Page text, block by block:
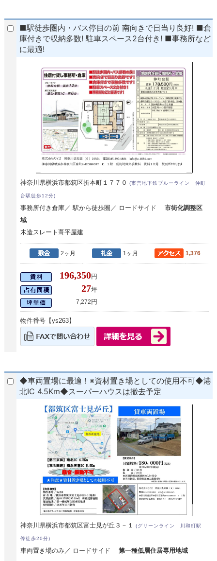
■駅徒歩圏内・バス停目の前 南向きで日当り良好! ■倉
庫付きで収納多数! 駐車スペース2台付き! ■事務所など
に最適!
神奈川県横浜市都筑区折本町１７７０(市営地下鉄ブルーライン 仲町
台駅徒歩12分)
事務所付き倉庫／ 駅から徒歩圏／ ロードサイド市街化調整区
域
木造スレート葺平屋建
2ヶ月 1ヶ月 1,376
196,350円
27坪
7,272円
物件番号【ys263】
◆車両置場に最適！※資材置き場としての使用不可◆港
北IC 4.5Km◆スーパーハウスは撤去予定
神奈川県横浜市都筑区富士見が丘３－１(グリーンライン 川和町駅
停徒歩20分)
車両置き場のみ／ ロードサイド第一種低層住居専用地域